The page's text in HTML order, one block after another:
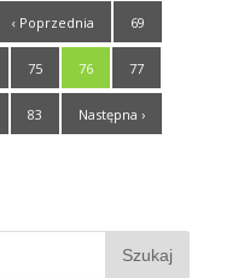
‹ Poprzednia 69
75 76 77
83 Następna ›